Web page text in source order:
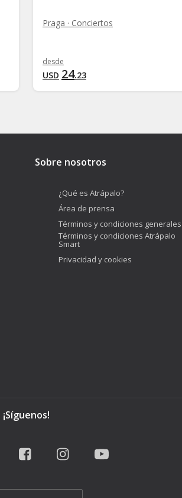
Praga · Conciertos
desde
USD 24.23
Sobre nosotros
¿Qué es Atrápalo?
Área de prensa
Términos y condiciones generales
Términos y condiciones Atrápalo
Smart
Privacidad y cookies
¡Síguenos!